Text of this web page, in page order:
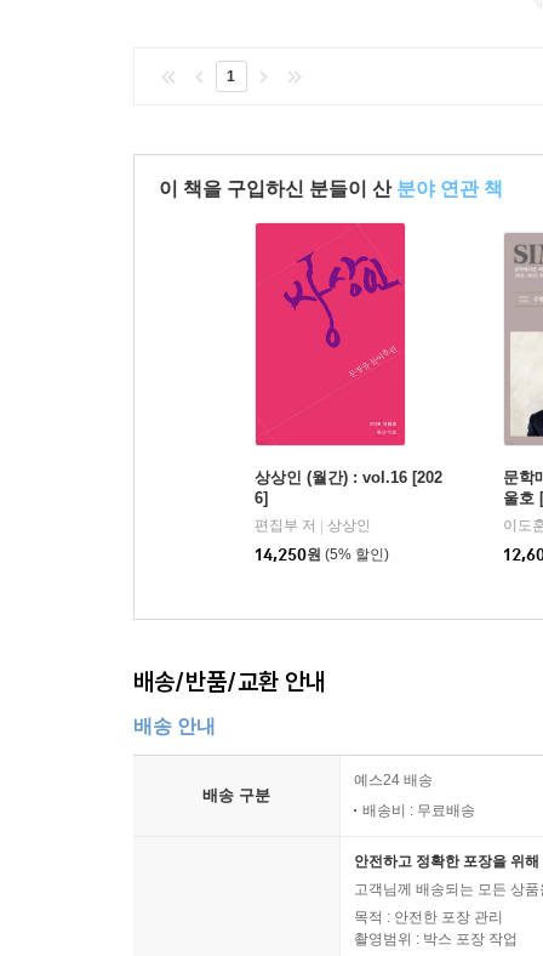
1
이 책을 구입하신 분들이 산 분야 연관 책
상상인 (월간) : vol.16 [202
6]
편집부 저
상상인
14,250원 (5% 할인)
문학
울호
이도
배송/반품/교환 안내
배송 안내
배송 구분
예스24 배송
배송비 : 무료배송
안전하고 정확한 포장을 위
고객님께 배송되는 모든 상
목적 : 안전한 포장 관리
촬영범위 : 박스 포장 작업